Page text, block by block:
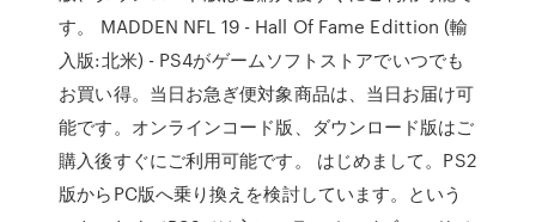
す。 MADDEN NFL 19 - Hall Of Fame Edittion (輸
入版:北米) - PS4がゲームソフトストアでいつでも
お買い得。当日お急ぎ便対象商品は、当日お届け可
能です。オンラインコード版、ダウンロード版はご
購入後すぐにご利用可能です。 はじめまして。PS2
版からPC版へ乗り換えを検討しています。という